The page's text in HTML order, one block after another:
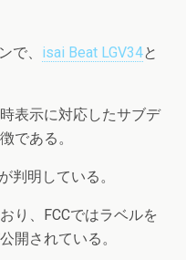
で、 isai Beat LGV34と
表示に対応したサブデ
である。
判明している。
り、FCCではラベルを
開されている。